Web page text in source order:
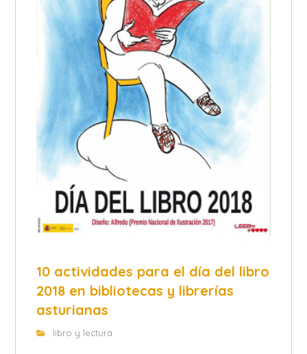
10 actividades para el día del libro
2018 en bibliotecas y librerías
asturianas
libro y lectura